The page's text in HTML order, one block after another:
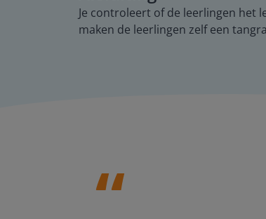
Je controleert of de leerlingen het
maken de leerlingen zelf een